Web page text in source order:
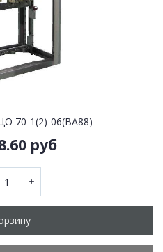
ЩО 70-1(2)-06(ВА88)
руб